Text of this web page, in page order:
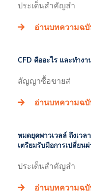
ประเด็นสำคัญสำ
อ่านบทความฉบั
CFD คืออะไร และทำงา
สัญญาซื้อขายส่
อ่านบทความฉบั
หมดยุคพาวเวลล์ ถึงเว
เตรียมรับมือการเปลี่ยน
ประเด็นสำคัญสำ
อ่านบทความฉบั